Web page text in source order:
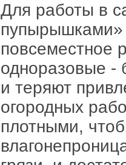
Для работы в
пупырышками»
повсеместное
одноразовые -
и теряют
огородных
плотными,